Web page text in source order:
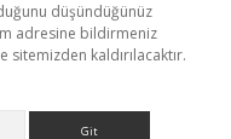
düşündüğünüz
adresine bildirmeniz
kaldırılacaktır.